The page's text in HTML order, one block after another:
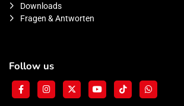
Downloads
Fragen & Antworten
Follow us